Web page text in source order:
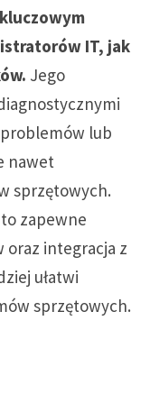
IT, jak
Jego
lub
nawet
sprzętowych.
zapewne
oraz integracja z
ułatwi
sprzętowych.